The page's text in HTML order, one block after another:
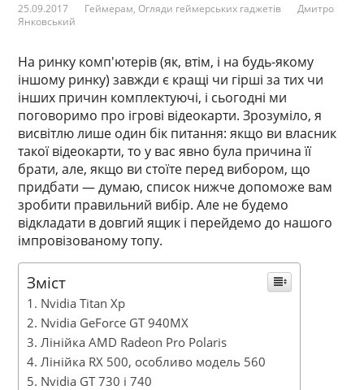
25.09.2017 Геймерам,Огляди геймерських гаджетів
Дмитро
Янковський
На ринку комп'ютерів (як, втім, і на будь-якому
іншому ринку) завжди є кращі чи гірші за тих чи
інших причин комплектуючі, і сьогодні ми
поговоримо про ігрові відеокарти. Зрозуміло, я
висвітлю лише один бік питання: якщо ви власник
такої відеокарти, то у вас явно була причина її
брати, але, якщо ви стоїте перед вибором, що
придбати — думаю, список нижче допоможе вам
зробити правильний вибір. Але не будемо
відкладати в довгий ящик і перейдемо до нашого
імпровізованому топу.
Зміст
Nvidia Titan Xp
Nvidia GeForce GT 940MX
Лінійка AMD Radeon Pro Polaris
Лінійка RX 500, особливо модель 560
Nvidia GT 730 і 740